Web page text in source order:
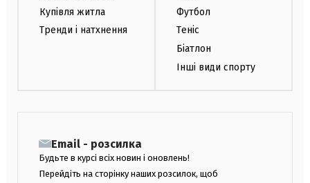
Купівля житла
Тренди і натхнення
Футбол
Теніс
Біатлон
Інші види спорту
Email - розсилка
Будьте в курсі всіх новин і оновлень!
Перейдіть на сторінку наших розсилок, щоб